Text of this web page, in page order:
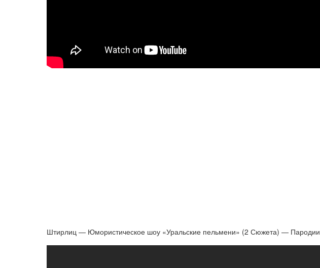
Штирлиц — Юмористическое шоу «Уральские пельмени» (2 Сюжета) — Пародии